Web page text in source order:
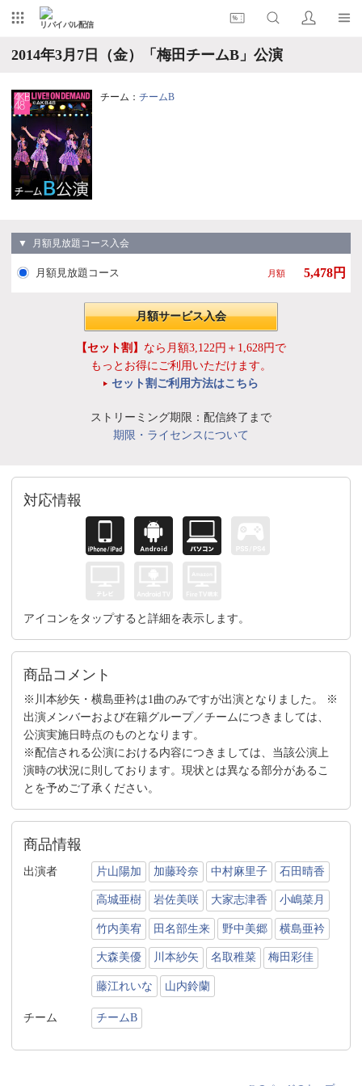
リバイバル配信
2014年3月7日（金）「梅田チームB」公演
チーム： チームB
▼ 月額見放題コース入会
月額見放題コース 月額 5,478円
月額サービス入会
【セット割】 なら月額3,122円＋1,628円で
もっとお得にご利用いただけます。
セット割ご利用方法はこちら
ストリーミング期限：配信終了まで
期限・ライセンスについて
対応情報
アイコンをタップすると詳細を表示します。
商品コメント
※川本紗矢・横島亜衿は1曲のみですが出演となりました。 ※
出演メンバーおよび在籍グループ／チームにつきましては、
公演実施日時点のものとなります。
※配信される公演における内容につきましては、当該公演上
演時の状況に則しております。現状とは異なる部分があるこ
とを予めご了承ください。
商品情報
出演者 片山陽加 加藤玲奈 中村麻里子 石田晴香
高城亜樹 岩佐美咲 大家志津香 小嶋菜月
竹内美宥 田名部生来 野中美郷 横島亜衿
大森美優 川本紗矢 名取稚菜 梅田彩佳
藤江れいな 山内鈴蘭
チーム チームB